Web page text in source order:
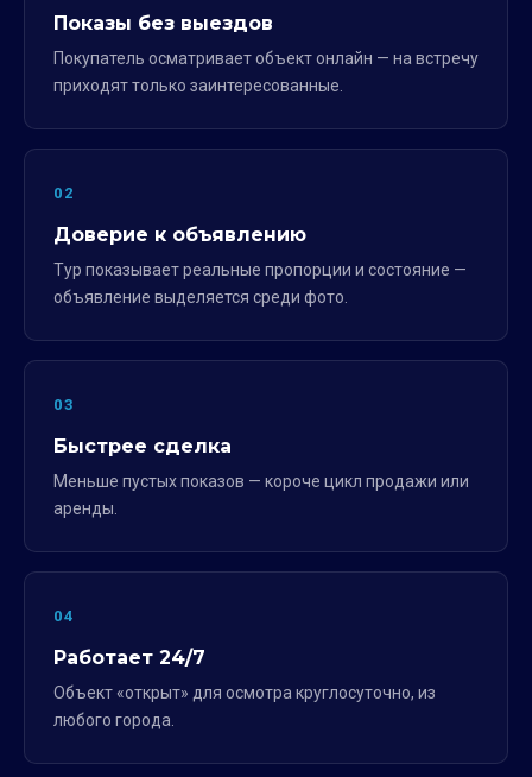
Показы без выездов
Покупатель осматривает объект онлайн — на встречу
приходят только заинтересованные.
02
Доверие к объявлению
Тур показывает реальные пропорции и состояние —
объявление выделяется среди фото.
03
Быстрее сделка
Меньше пустых показов — короче цикл продажи или
аренды.
04
Работает 24/7
Объект «открыт» для осмотра круглосуточно, из
любого города.